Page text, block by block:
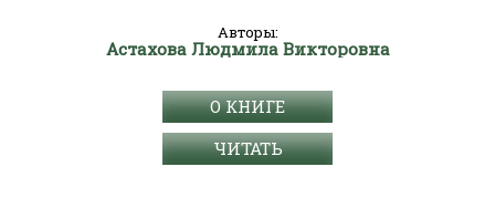
Авторы:
Астахова Людмила Викторовна
О КНИГЕ
ЧИТАТЬ